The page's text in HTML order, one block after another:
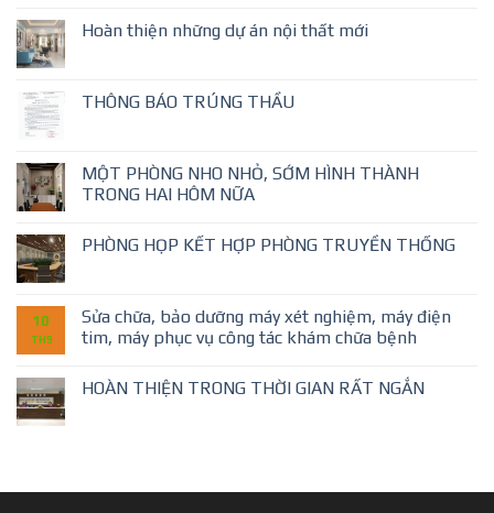
Hoàn thiện những dự án nội thất mới
THÔNG BÁO TRÚNG THẦU
MỘT PHÒNG NHO NHỎ, SỚM HÌNH THÀNH
TRONG HAI HÔM NỮA
PHÒNG HỌP KẾT HỢP PHÒNG TRUYỀN THỐNG
10
TH9
Sửa chữa, bảo dưỡng máy xét nghiệm, máy điện
tim, máy phục vụ công tác khám chữa bệnh
HOÀN THIỆN TRONG THỜI GIAN RẤT NGẮN